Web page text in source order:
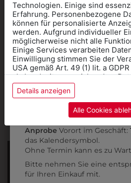
0DO56501
TINTE
€ 57,90
FÜR DIE VOLKSSCHULE
Technologien. Einige sind
Erfahrung. Personenbezogene
können für personalisierte
werden. Aufgrund individueller
möglicherweise nicht alle
Einige Services verarbeiten
Einwilligung stimmen Sie der
USA gemäß Art. 49 (1) lit. a
als Land mit unzureichendem
besteht das Risiko, dass US-
Klagemöglichkeit für Europäer
Weitere Informationen finden
Details anzeigen
Alle Cookies
Informationen
Kleidung
für die
Online Shop
: Klick auf
die richtige Schule
Anprobe Vorort im Geschäft:
das Kalendersymbol.
Ohne Termin kann es zu
Bitte nehmen Sie eine
für Ihren Einkauf mit.